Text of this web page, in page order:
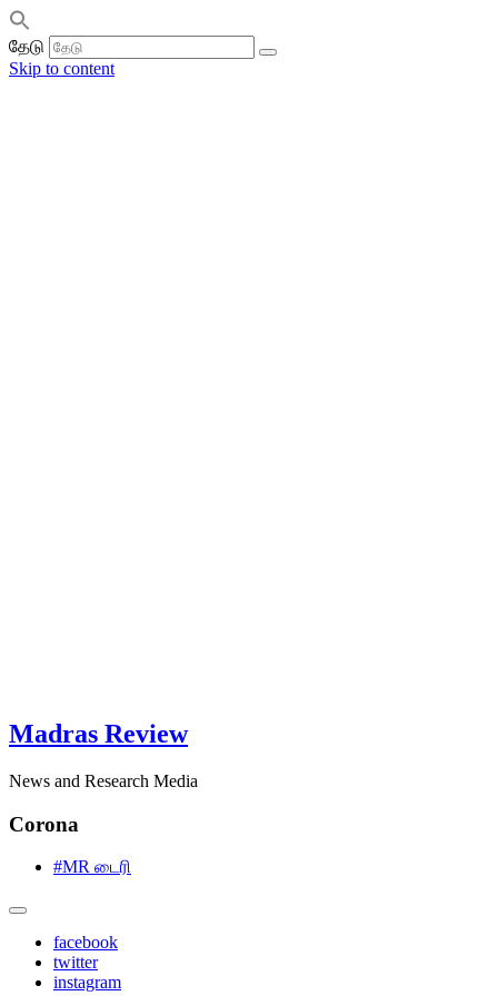
தேடு
Skip to content
Madras Review
News and Research Media
Corona
#MR டைரி
facebook
twitter
instagram